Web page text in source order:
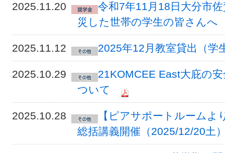
2025.11.20
令和7年11月18日大分市
災した世帯の学生の皆さんへ
2025.11.12 2025年12月教室貸出（学
2025.10.29
21KOMCEE East大庇の
ついて
2025.10.28
【ピアサポートルーム
総括講義開催（2025/12/20土